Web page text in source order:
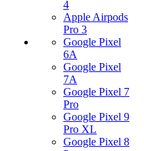
4
Apple Airpods
Pro 3
Google Pixel
6A
Google Pixel
7А
Google Pixel 7
Pro
Google Pixel 9
Pro XL
Google Pixel 8